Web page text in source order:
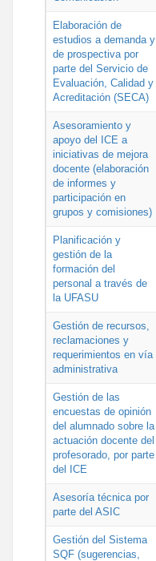
Elaboración de
estudios a demanda y
de prospectiva por
parte del Servicio de
Evaluación, Calidad y
Acreditación (SECA)
Asesoramiento y
apoyo del ICE a
iniciativas de mejora
docente (elaboración
de informes y
participación en
grupos y comisiones)
Planificación y
gestión de la
formación del
personal a través de
la UFASU
Gestión de recursos,
reclamaciones y
requerimientos en vía
administrativa
Gestión de las
encuestas de opinión
del alumnado sobre la
actuación docente del
profesorado, por parte
del ICE
Asesoría técnica por
parte del ASIC
Gestión del Sistema
SQF (sugerencias,